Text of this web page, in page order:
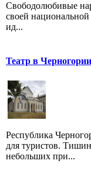
Свободолюбивые
своей
ид...
Театр в Черногории
Республика
для туристов.
небольших при...